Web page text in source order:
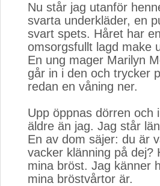
Nu står jag utanför
svarta underkläder, en
svart spets. Håret har
omsorgsfullt lagd make
En ung mager Marilyn
går in i den och trycker
redan en våning ner.
Upp öppnas dörren och
äldre än jag. Jag står
En av dom säjer: du är
vacker klänning på dej?
mina bröst. Jag känner
mina bröstvårtor är.